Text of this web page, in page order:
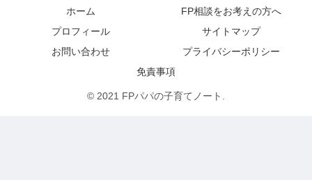
ホーム
FP相談をお考えの方へ
プロフィール
サイトマップ
お問い合わせ
プライバシーポリシー
免責事項
© 2021 FPパパの子育てノート.